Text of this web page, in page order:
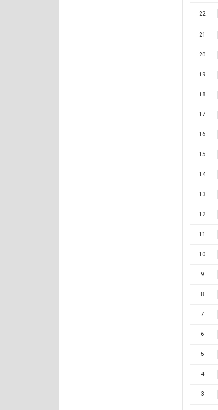
22
21
20
19
18
17
16
15
14
13
12
11
10
9
8
7
6
5
4
3